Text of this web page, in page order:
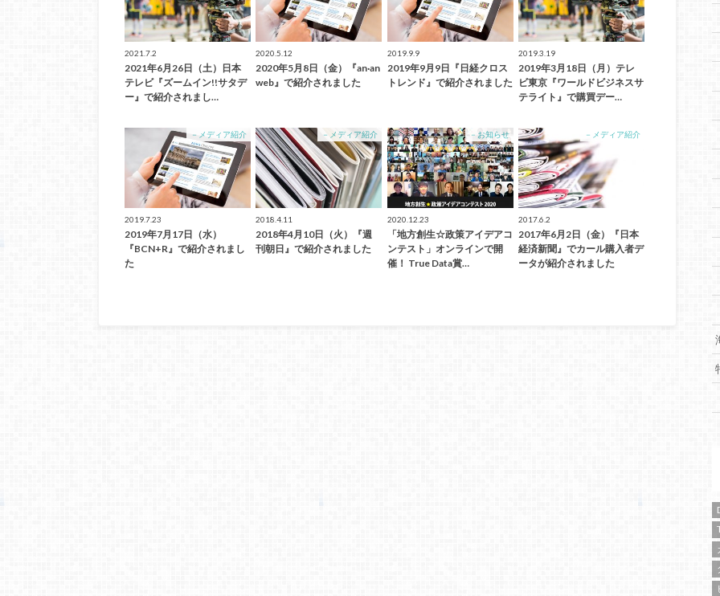
2021.7.2
2021年6月26日（土）日本
テレビ『ズームイン!!サタデ
ー』で紹介されまし…
2020.5.12
2020年5月8日（金）『an·an
web』で紹介されました
2019.9.9
2019年9月9日『日経クロス
トレンド』で紹介されました
2019.3.19
2019年3月18日（月）テレ
ビ東京『ワールドビジネスサ
テライト』で購買デー…
－メディア紹介
2019.7.23
2019年7月17日（水）
『BCN+R』で紹介されまし
た
－メディア紹介
2018.4.11
2018年4月10日（火）『週
刊朝日』で紹介されました
－お知らせ
2020.12.23
「地方創生☆政策アイデアコ
ンテスト」オンラインで開
催！ True Data賞…
－メディア紹介
2017.6.2
2017年6月2日（金）『日本
経済新聞』でカール購入者デ
ータが紹介されました